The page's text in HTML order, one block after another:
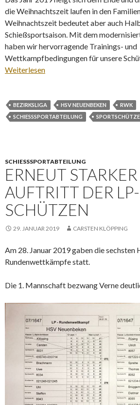
die Weihnachtszeit laufen in den
Weihnachtszeit bedeutet aber auch
Schießsportsaison. Mit dem
haben wir hervorragende Trainings- und
Wettkampfbedingungen für unsere
Weiterlesen
BEZIRKSLIGA HSV NEUENBEKEN
RWK
SCHIESSSPORTABTEILUNG
SCHIESSSPORTABTEILUNG
ERNEUT STARKER
AUFTRITT DER LP-
SCHÜTZEN
29. JANUAR 2019 CARSTEN KLÖPPING
Am 28. Januar 2019 gaben die sechsten
Rundenwettkämpfe statt.
Die 1. Mannschaft bezwang Verne